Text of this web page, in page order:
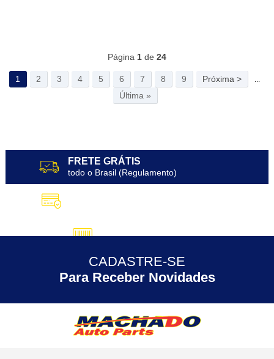
Página 1de 24
1 2 3 4 5 6 7 8 9 Próxima > ...
Última »
FRETE GRÁTIS
todo o Brasil (Regulamento)
5% DESCONTO no Pix
30 ANOS
CADASTRE-SE
Para Receber Novidades